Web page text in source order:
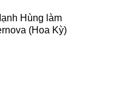
Hùng làm
(Hoa Kỳ)